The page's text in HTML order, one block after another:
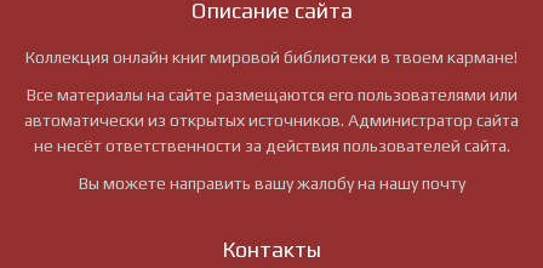
Описание сайта
Коллекция онлайн книг мировой библиотеки в твоем кармане!
Все материалы на сайте размещаются его пользователями или
автоматически из открытых источников. Администратор сайта
не несёт ответственности за действия пользователей сайта.
Вы можете направить вашу жалобу на нашу почту
Контакты